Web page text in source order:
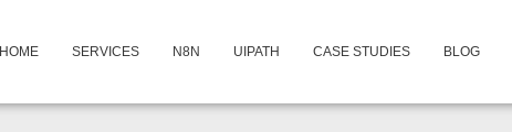
HOME SERVICES N8N UIPATH CASE STUDIES BLOG